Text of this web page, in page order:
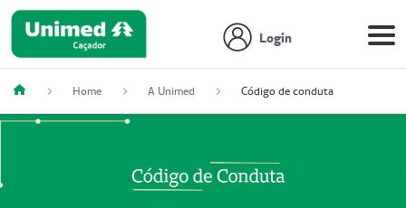
Login
Home A Unimed Código de conduta